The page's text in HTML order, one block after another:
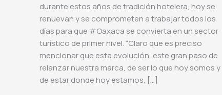
durante estos años de tradición hotelera, hoy se
renuevan y se comprometen a trabajar todos los
días para que #Oaxaca se convierta en un sector
turístico de primer nivel. “Claro que es preciso
mencionar que esta evolución, este gran paso de
relanzar nuestra marca, de ser lo que hoy somos y
de estar donde hoy estamos, […]